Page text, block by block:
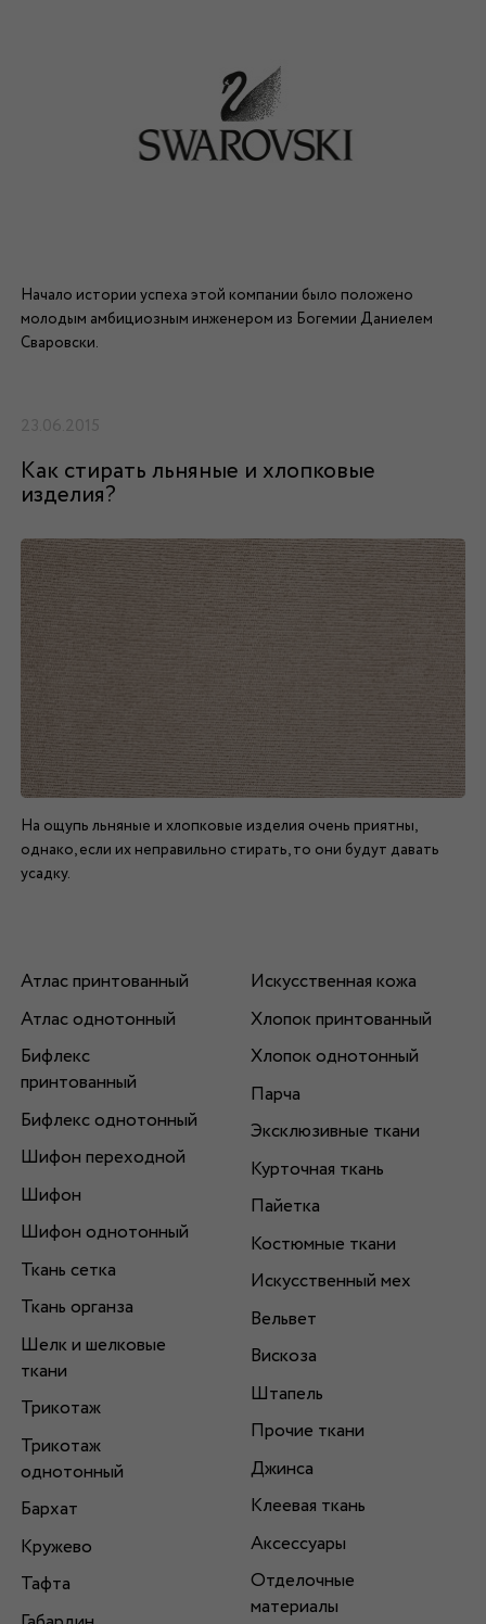
Начало истории успеха этой компании было положено
молодым амбициозным инженером из Богемии Даниелем
Сваровски.
23.06.2015
Как стирать льняные и хлопковые
изделия?
На ощупь льняные и хлопковые изделия очень приятны,
однако, если их неправильно стирать, то они будут давать
усадку.
Атлас принтованный
Атлас однотонный
Бифлекс
принтованный
Бифлекс однотонный
Шифон переходной
Шифон
Шифон однотонный
Ткань сетка
Ткань органза
Шелк и шелковые
ткани
Трикотаж
Трикотаж
однотонный
Бархат
Кружево
Тафта
Искусственная кожа
Хлопок принтованный
Хлопок однотонный
Парча
Эксклюзивные ткани
Курточная ткань
Пайетка
Костюмные ткани
Искусственный мех
Вельвет
Вискоза
Штапель
Прочие ткани
Джинса
Клеевая ткань
Аксессуары
Отделочные
материалы